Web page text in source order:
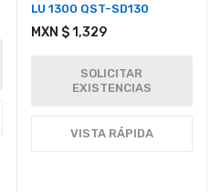
LU 1300 QST-SD130
MXN $ 1,329
SOLICITAR
EXISTENCIAS
VISTA RÁPIDA